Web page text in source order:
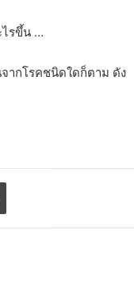
ไรขึ้น …
ากโรคชนิดใดก็ตาม ดัง
Print